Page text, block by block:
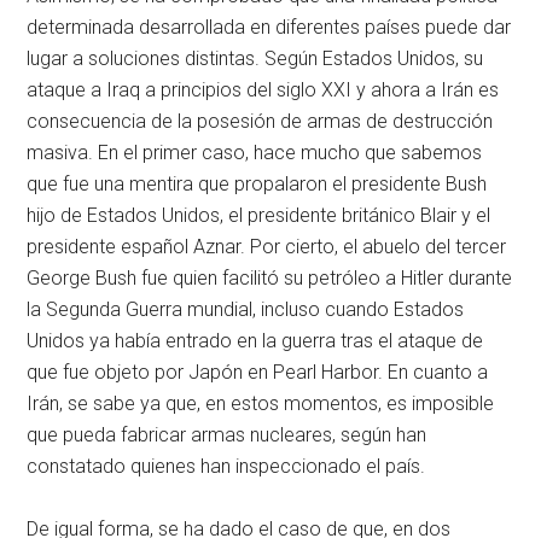
determinada desarrollada en diferentes países puede dar
lugar a soluciones distintas. Según Estados Unidos, su
ataque a Iraq a principios del siglo XXI y ahora a Irán es
consecuencia de la posesión de armas de destrucción
masiva. En el primer caso, hace mucho que sabemos
que fue una mentira que propalaron el presidente Bush
hijo de Estados Unidos, el presidente británico Blair y el
presidente español Aznar. Por cierto, el abuelo del tercer
George Bush fue quien facilitó su petróleo a Hitler durante
la Segunda Guerra mundial, incluso cuando Estados
Unidos ya había entrado en la guerra tras el ataque de
que fue objeto por Japón en Pearl Harbor. En cuanto a
Irán, se sabe ya que, en estos momentos, es imposible
que pueda fabricar armas nucleares, según han
constatado quienes han inspeccionado el país.
De igual forma, se ha dado el caso de que, en dos